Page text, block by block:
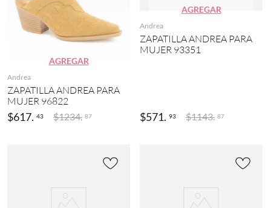
AGREGAR
Andrea
ZAPATILLA ANDREA PARA
MUJER 96822
$617. 43 $1234. 87
AGREGAR
Andrea
ZAPATILLA ANDREA PARA
MUJER 93351
$571. 93 $1143. 87